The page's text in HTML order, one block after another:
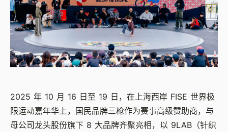
2025 年 10 月 16 日至 19 日，在上海西岸 FISE 世界极
限运动嘉年华上，国民品牌三枪作为赛事高级赞助商，与
母公司龙头股份旗下 8 大品牌齐聚亮相，以 9LAB（针织